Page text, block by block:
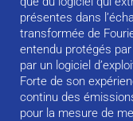
présentes dans
transformée de
entendu protégés
par un logiciel
Forte de son
continu des
pour la mesure de